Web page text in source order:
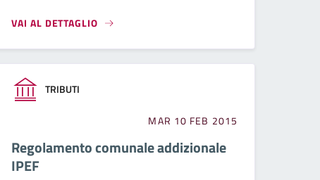
VAI AL DETTAGLIO
TRIBUTI
MAR 10 FEB 2015
Regolamento comunale addizionale
IPEF